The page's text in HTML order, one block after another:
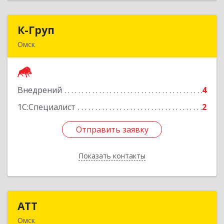
К-Груп
Омск
Внедрений
4
1С:Специалист
2
Отправить заявку
Показать контакты
Подробнее
Отправить заявку
Назад
АТТ
Омск